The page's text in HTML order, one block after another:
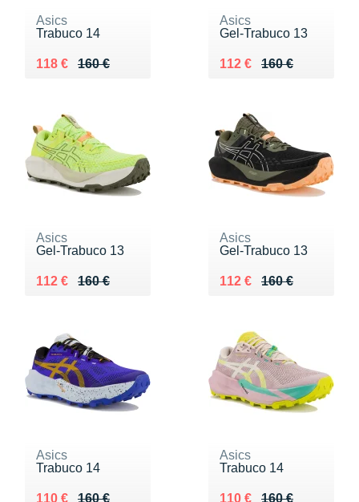
Asics
Trabuco 14
160 €
Au lieu de 160 €
118 €
Vendu 118 €
Asics
Gel-Trabuco 13
160 €
Au lieu de 160 €
112 €
Vendu 112 €
Asics
Gel-Trabuco 13
160 €
Au lieu de 160 €
112 €
Vendu 112 €
Asics
Gel-Trabuco 13
160 €
Au lieu de 160 €
112 €
Vendu 112 €
Asics
Trabuco 14
160 €
Au lieu de 160 €
110 €
Vendu 110 €
Asics
Trabuco 14
160 €
Au lieu de 160 €
110 €
Vendu 110 €